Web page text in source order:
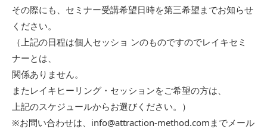
その際にも、セミナー受講希望日時を第三希望までお知らせ
ください。
（上記の日程は個人セッショ ンのものですのでレイキセミ
ナーとは、
関係ありません。
またレイキヒーリング・セッションをご希望の方は、
上記のスケジュールからお選びください。）
※お問い合わせは、info@attraction-method.comまでメール